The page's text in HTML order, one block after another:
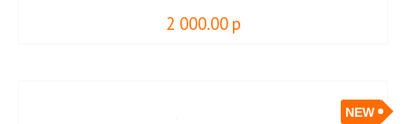
2 000.00 р
NEW